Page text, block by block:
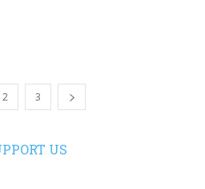
2 3
US